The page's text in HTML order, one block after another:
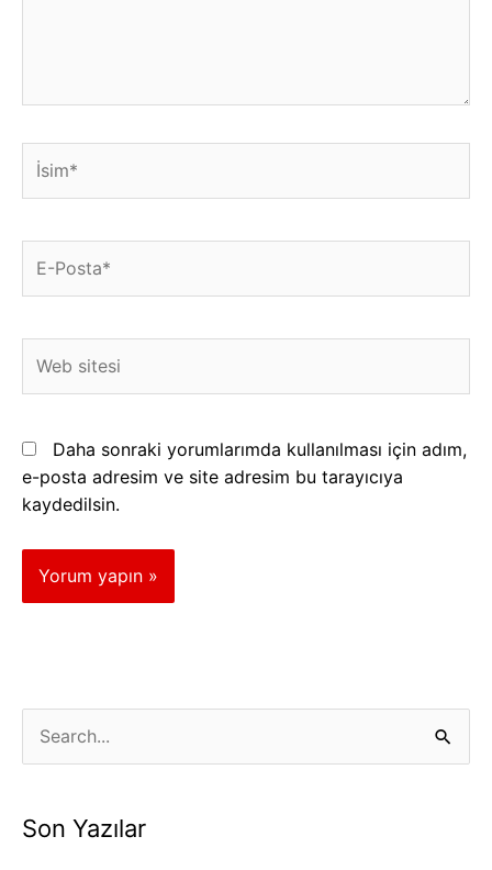
İsim*
Posta*
sitesi
Daha sonraki yorumlarımda kullanılması için adım,
e-posta adresim ve site adresim bu tarayıcıya
kaydedilsin.
Son Yazılar
a
e